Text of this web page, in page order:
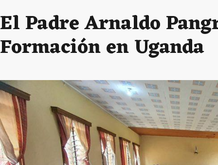
El Padre Arnaldo
Formación en Uganda